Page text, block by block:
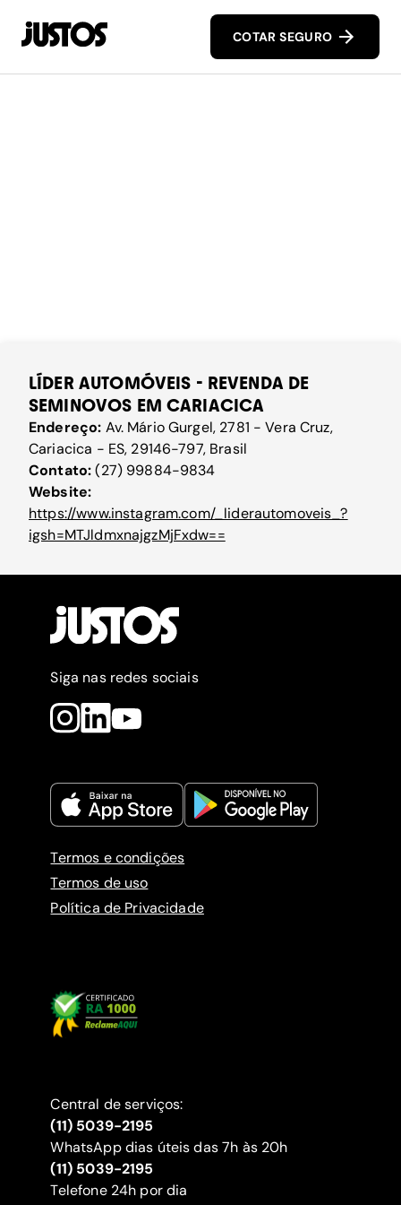
COTAR SEGURO
LÍDER AUTOMÓVEIS - REVENDA DE
SEMINOVOS EM CARIACICA
Endereço: Av. Mário Gurgel, 2781 - Vera Cruz,
Cariacica - ES, 29146-797, Brasil
Contato:(27) 99884-9834
Website:
https://www.instagram.com/_liderautomoveis_?
igsh=MTJldmxnajgzMjFxdw==
Siga nas redes sociais
Termos e condições
Termos de uso
Política de Privacidade
Central de serviços:
(11) 5039-2195
WhatsApp dias úteis das 7h às 20h
(11) 5039-2195
‍Telefone 24h por dia